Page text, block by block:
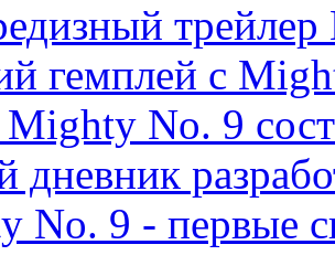
гемплей с
No. 9
дневник
No. 9 - первые